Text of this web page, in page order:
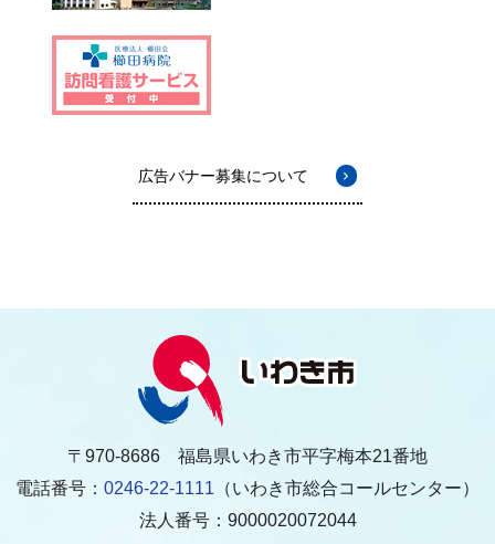
広告バナー募集について
〒970-8686 福島県いわき市平字梅本21番地
電話番号： 0246-22-1111 （いわき市総合コールセンター）
法人番号：9000020072044